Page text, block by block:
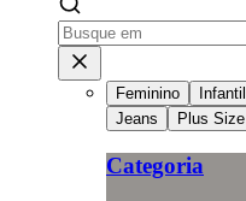
Feminino Infantil
Jeans
Plus Size
Categoria